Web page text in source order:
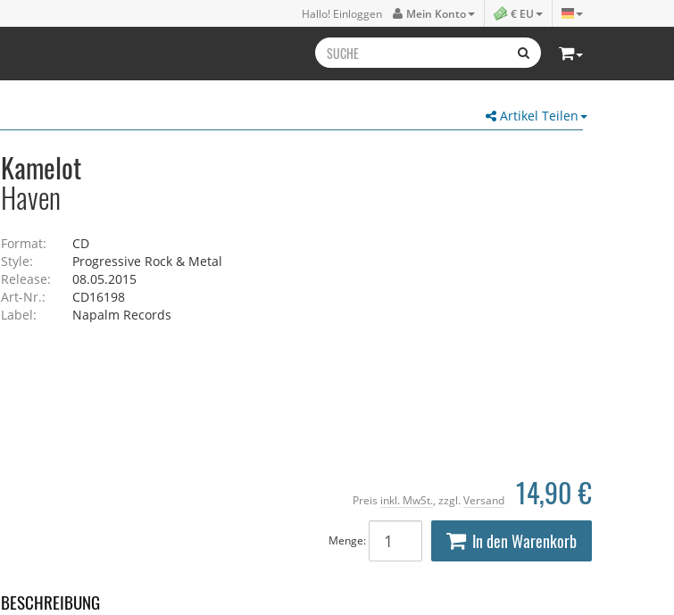
Hallo! Einloggen Mein Konto € EU
Artikel Teilen
Kamelot
Haven
Format:
CD
Style:
Progressive Rock & Metal
Release:
08.05.2015
Art-Nr.:
CD16198
Label:
Napalm Records
Preis inkl. MwSt. , zzgl. Versand 14,90 €
Menge: In den Warenkorb
BESCHREIBUNG